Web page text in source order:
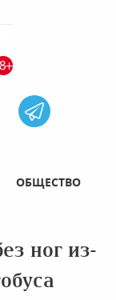
ОБЩЕСТВО
ног из-